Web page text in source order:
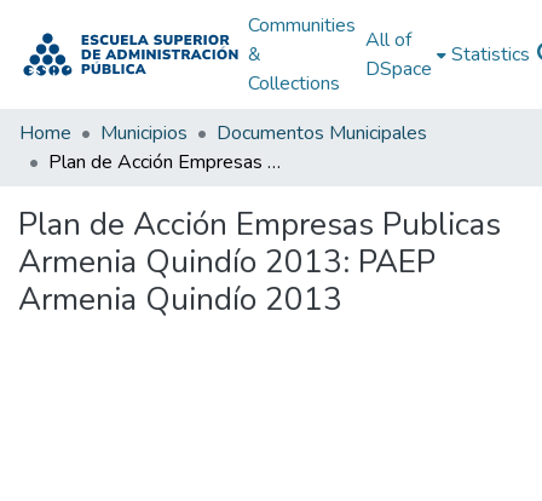
Communities
&
Collections
All of
DSpace
Statistics
Home Municipios
Documentos Municipales
Plan de Acción Empresas Publicas Armenia Quindío 2013: PAEP Armenia Quindío 2013
Plan de Acción Empresas Publicas
Armenia Quindío 2013: PAEP
Armenia Quindío 2013